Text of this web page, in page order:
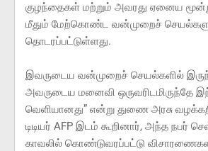
குழந்தைகள் மற்றும் அவரது ஏனைய
மீதும் மேற்கொண்ட வன்முறைச்
தொடரப்பட்டுள்ளது.
இவருடைய வன்முறைச் செயல்களில்
அவருடைய மனைவி ஒருவரிடமிருந்தே
வெளியானது” என்று துணை அரசு
டிடியர் AFP இடம் கூறினார், அந்த நபர்
காவலில் கொண்டுவரப்பட்டு